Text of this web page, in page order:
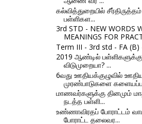
கல்வித்துறையில்
பள்ளிகள...
3rd STD - NEW WORDS
MEANINGS FOR
Term III - 3rd std - FA (B)
2019 ஆண்டில்
விடுமுறையா? ...
6வது ஊதியக்குழுவில்
முரண்பாடுகளை
மாணவர்களுக்கு தினமும்
நடத்த பள்ளி...
உண்ணாவிரதப் போராட்டம்
போராட்ட தலைவர...